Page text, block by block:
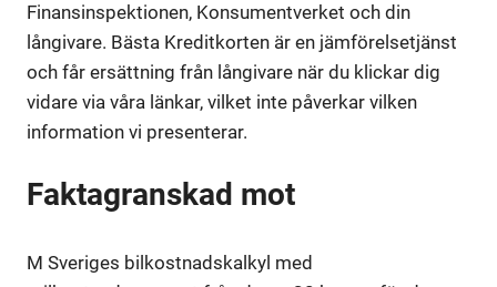
Finansinspektionen, Konsumentverket och din
långivare. Bästa Kreditkorten är en jämförelsetjänst
och får ersättning från långivare när du klickar dig
vidare via våra länkar, vilket inte påverkar vilken
information vi presenterar.
Faktagranskad mot
M Sveriges bilkostnadskalkyl med